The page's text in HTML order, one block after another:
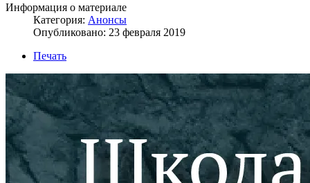
Информация о материале
Категория: Анонсы
Опубликовано: 23 февраля 2019
Печать